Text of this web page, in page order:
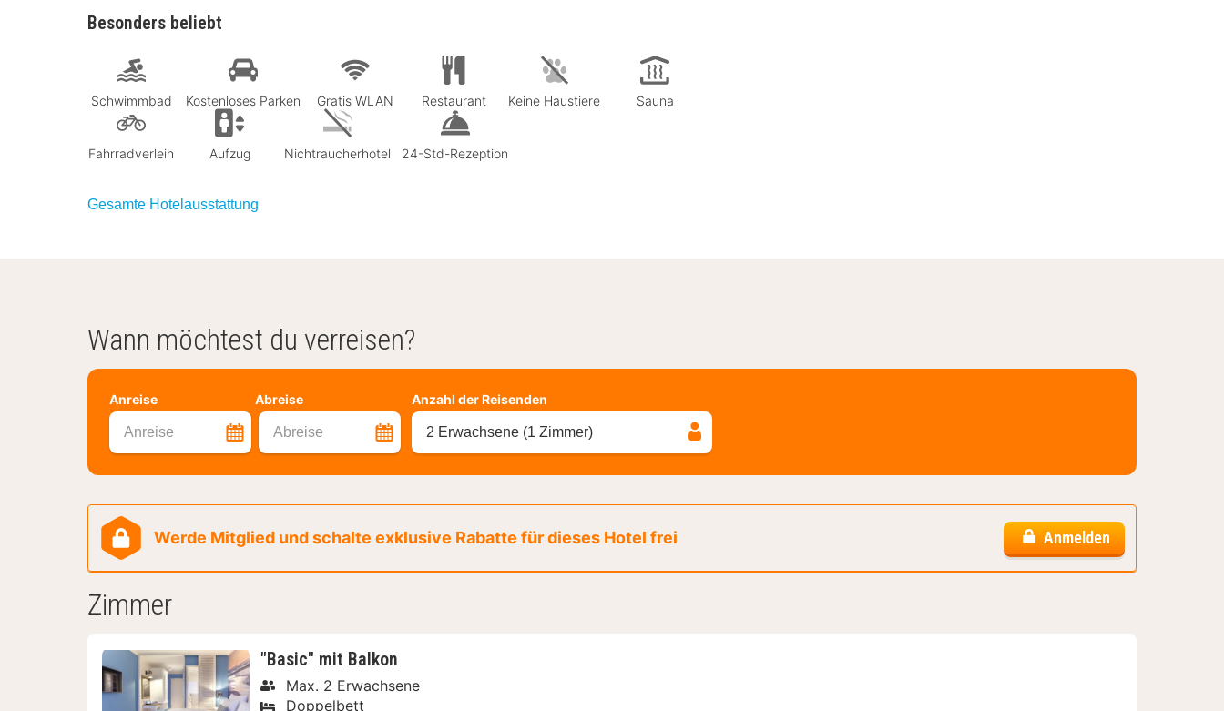
Besonders beliebt
Schwimmbad Kostenloses Parken Gratis WLAN Restaurant Keine Haustiere Sauna
Fahrradverleih Aufzug Nichtraucherhotel 24-Std-Rezeption
Gesamte Hotelausstattung
Wann möchtest du verreisen?
Anreise Abreise
Anreise Abreise
Anzahl der Reisenden
2 Erwachsene (1 Zimmer)
Werde Mitglied und schalte exklusive Rabatte für dieses Hotel frei Anmelden
Zimmer
"Basic" mit Balkon
Max. 2 Erwachsene
Doppelbett